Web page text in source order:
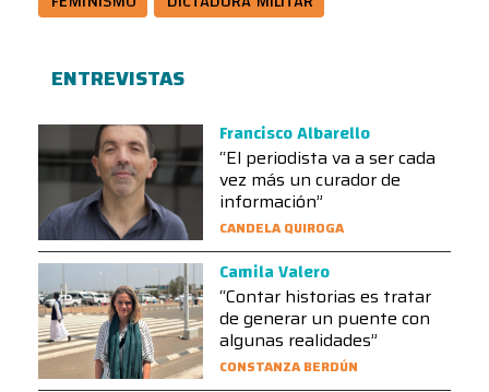
ENTREVISTAS
Francisco Albarello
“El periodista va a ser cada
vez más un curador de
información”
CANDELA QUIROGA
Camila Valero
“Contar historias es tratar
de generar un puente con
algunas realidades”
CONSTANZA BERDÚN